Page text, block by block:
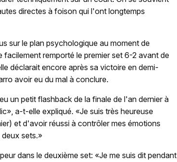
directes à foison qui l'ont longtemps
sur le plan psychologique au moment de
facilement remporté le premier set 6-2 avant de
déclarait encore après sa victoire en demi-
avoir eu du mal à conclure.
un petit flashback de la finale de l'an dernier à
a-t-elle expliqué. «Je suis très heureuse
et d'avoir réussi à contrôler mes émotions
sets.»
dans le deuxième set: «Je me suis dit pendant